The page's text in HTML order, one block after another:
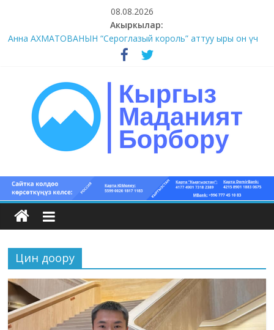
content
08.08.2026
Акыркылар:
Анна АХМАТОВАНЫН “Сероглазый король” аттуу ыры он үч
#5-8 (55 сөз сынагы)
#1-4 (55 сөз сынагы)
Кыргыз
маданият
борбору
Кыргыз
маданияты
жана
адабияты
Цин доору